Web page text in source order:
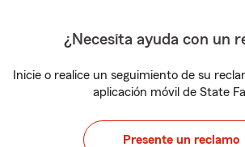
¿Necesita ayuda con un
Inicie o realice un seguimiento de su
aplicación móvil de State
Presente un reclamo